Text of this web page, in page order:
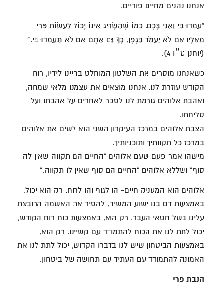
אנחנו נהנים מחיים פוריים.
“עִמְדוּ בִּי וַאֲנִי בָּכֶם. כְּמוֹ שֶׁהַשָּׂרִיג אֵינוֹ יָכוֹל לַעֲשׂוֹת פְּרִי
מֵאֵלָיו אִם לֹא יַעֲמֹד בַּגֶּפֶן, כָּךְ גַּם אַתֶּם אִם לֹא תַּעַמְדוּ בִּי.”
(יוחנן ט״ו 4).
כשאנחנו מוסרים את השלטון המוחלט בחיינו לידיו, רוח
הקודש עוזרת לנו. אנחנו מוצאים את עצמנו מלאי שמחה,
ואהבת אלוהים גורמת לנו לספר לאחרים על אהבתו ועל
סליחתו.
הצבת אלוהים במרכז העיקרון השני הוא לשים את אלוהים
במרכז כל תקוותיך ותוכניותיך.
מישהו אמר פעם שעם אלוהים “החיים הם תקווה שאין לה
סוף” ושללא אלוהים “החיים הם סוף שאין לו תקווה.”
אלוהים הוא המעניק חיים- הן לגוף והן לרוח. רק הוא יכול,
באמצעות דם בנו ישוע המשיח, להסיר את האשמה הרובצת
עלינו בשל חטאי העבר. רק הוא, באמצעות כוח רוח הקודש,
יכול לתת לנו את הכוח להתמודד עם קשיינו. רק הוא,
באמצעות הביטחון שיש לנו בדברו הקדוש, יכול לתת לנו את
האמונה להתמודד עם העתיד עם תחושה של ביטחון.
הנבת פרי